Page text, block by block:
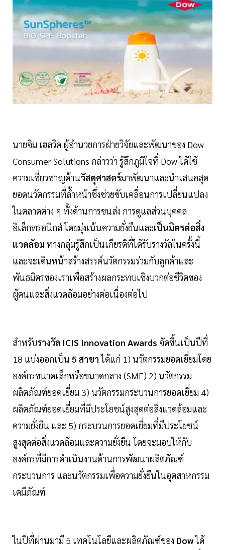
นายจิม เฮลวิค ผู้อำนวยการฝ่ายวิจัยและพัฒนาของ Dow
Consumer Solutions กล่าวว่า รู้สึกภูมิใจที่ Dow ได้ใช้
ความเชี่ยวชาญด้านวัสดุศาสตร์มาพัฒนาและนำเสนอสุด
ยอดนวัตกรรมที่ล้ำหน้าซึ่งช่วยขับเคลื่อนการเปลี่ยนแปลง
ในตลาดต่าง ๆ ทั้งด้านการขนส่ง การดูแลส่วนบุคคล
อิเล็กทรอนิกส์ โดยมุ่งเน้นความยั่งยืนและเป็นมิตรต่อสิ่ง
แวดล้อม ทางกลุ่มรู้สึกเป็นเกียรติที่ได้รับรางวัลในครั้งนี้
และจะเดินหน้าสร้างสรรค์นวัตกรรมร่วมกับลูกค้าและ
พันธมิตรของเราเพื่อสร้างผลกระทบเชิงบวกต่อชีวิตของ
ผู้คนและสิ่งแวดล้อมอย่างต่อเนื่องต่อไป
สำหรับรางวัล ICIS Innovation Awards จัดขึ้นเป็นปีที่
18 แบ่งออกเป็น 5 สาขาได้แก่ 1) นวัตกรรมยอดเยี่ยมโดย
องค์กรขนาดเล็กหรือขนาดกลาง (SME) 2) นวัตกรรม
ผลิตภัณฑ์ยอดเยี่ยม 3) นวัตกรรมกระบวนการยอดเยี่ยม 4)
ผลิตภัณฑ์ยอดเยี่ยมที่มีประโยชน์สูงสุดต่อสิ่งแวดล้อมและ
ความยั่งยืน และ 5) กระบวนการยอดเยี่ยมที่มีประโยชน์
สูงสุดต่อสิ่งแวดล้อมและความยั่งยืน โดยจะมอบให้กับ
องค์กรที่มีการดำเนินงานด้านการพัฒนาผลิตภัณฑ์
กระบวนการ และนวัตกรรมเพื่อความยั่งยืนในอุตสาหกรรม
เคมีภัณฑ์
ในปีที่ผ่านมามี 5 เทคโนโลยีและผลิตภัณฑ์ของ Dowได้